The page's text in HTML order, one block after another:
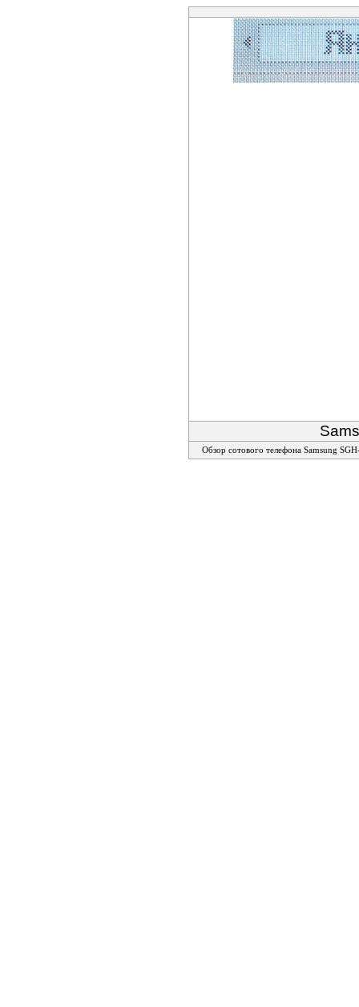
Обзор сотового телефона Samsung